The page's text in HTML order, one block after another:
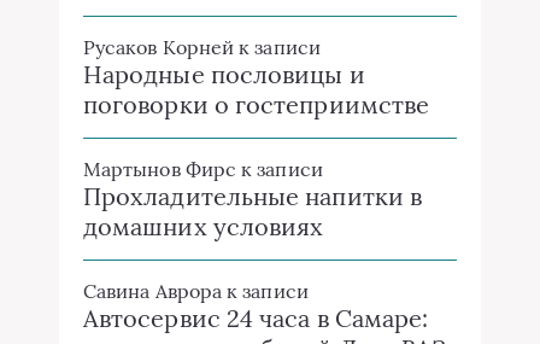
Русаков Корней к записи
Народные пословицы и
поговорки о гостеприимстве
Мартынов Фирс к записи
Прохладительные напитки в
домашних условиях
Савина Аврора к записи
Автосервис 24 часа в Самаре: